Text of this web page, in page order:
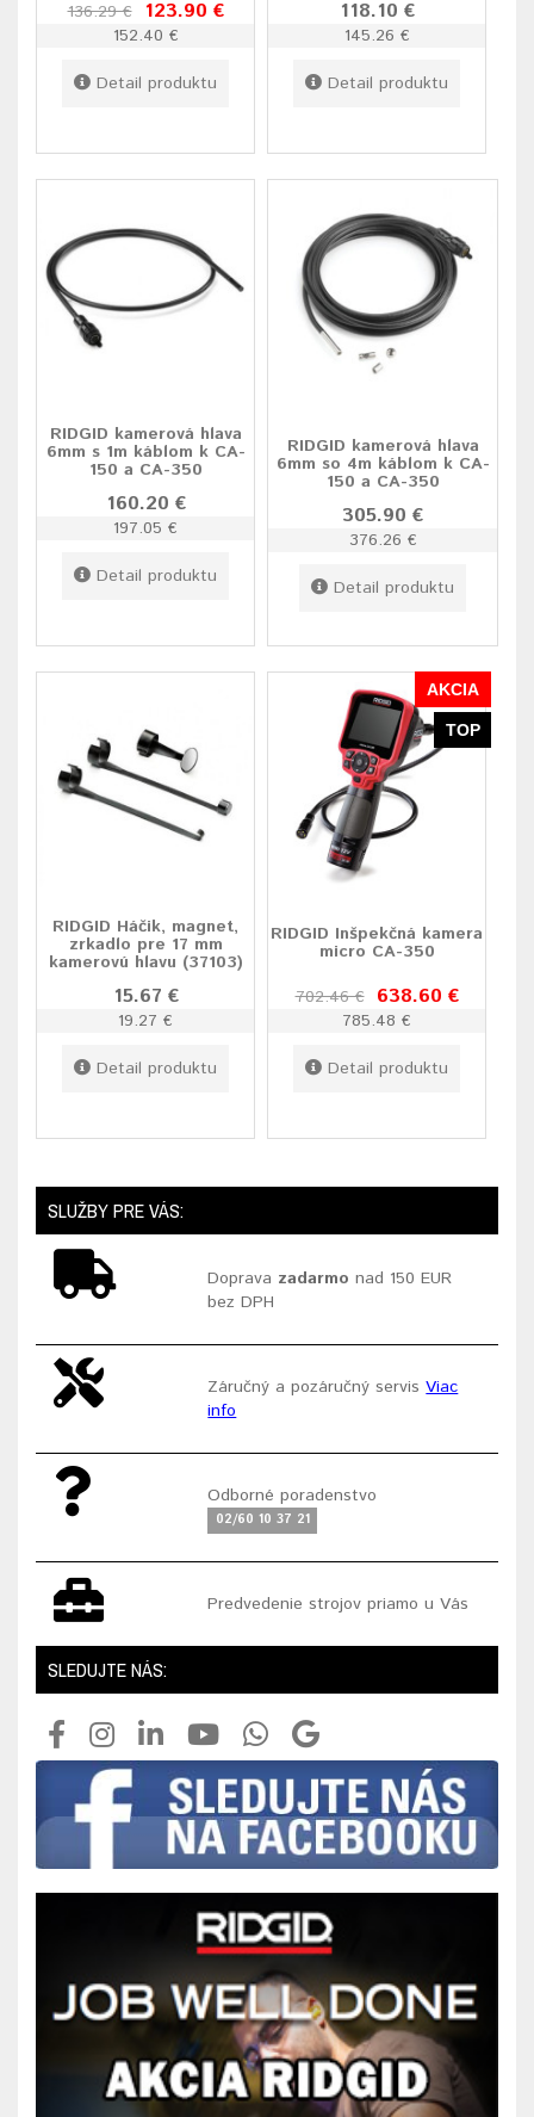
136.29 € 123.90 €
152.40 €
Detail produktu
118.10 €
145.26 €
Detail produktu
RIDGID kamerová hlava
6mm s 1m káblom k CA-
150 a CA-350
160.20 €
197.05 €
Detail produktu
RIDGID kamerová hlava
6mm so 4m káblom k CA-
150 a CA-350
305.90 €
376.26 €
Detail produktu
RIDGID Háčik, magnet,
zrkadlo pre 17 mm
kamerovú hlavu (37103)
15.67 €
19.27 €
Detail produktu
AKCIA
TOP
RIDGID Inšpekčná kamera
micro CA-350
702.46 € 638.60 €
785.48 €
Detail produktu
SLUŽBY PRE VÁS:
Doprava zadarmo nad 150 EUR
bez DPH
Záručný a pozáručný servisViac
info
Odborné poradenstvo
02/60 10 37 21
Predvedenie strojov priamo u Vás
SLEDUJTE NÁS: